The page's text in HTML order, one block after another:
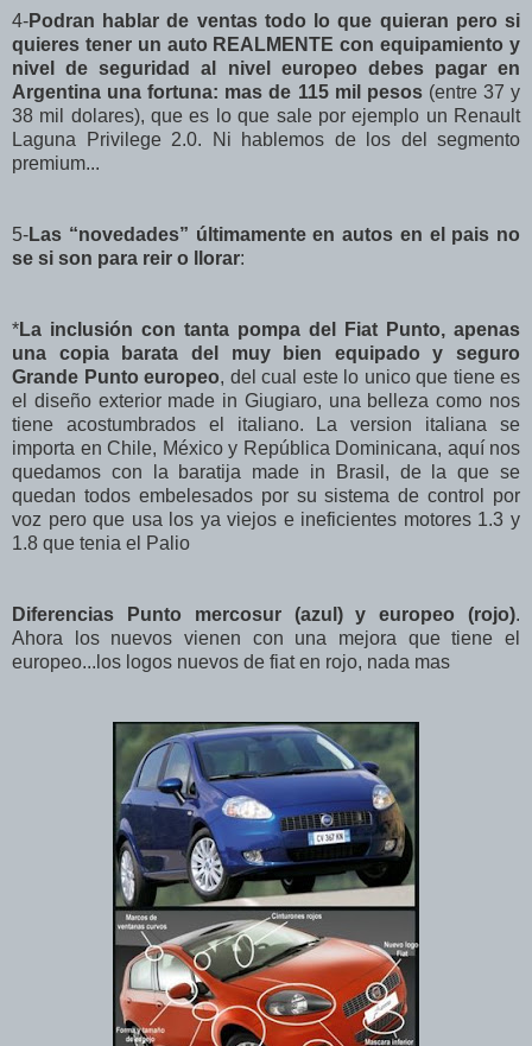
4-Podran hablar de ventas todo lo que quieran pero si
quieres tener un auto REALMENTE con equipamiento y
nivel de seguridad al nivel europeo debes pagar en
Argentina una fortuna: mas de 115 mil pesos(entre 37 y
38 mil dolares), que es lo que sale por ejemplo un Renault
Laguna Privilege 2.0. Ni hablemos de los del segmento
premium...
5-Las “novedades” últimamente en autos en el pais no
se si son para reir o llorar:
*La inclusión con tanta pompa del Fiat Punto, apenas
una copia barata del muy bien equipado y seguro
Grande Punto europeo, del cual este lo unico que tiene es
el diseño exterior made in Giugiaro, una belleza como nos
tiene acostumbrados el italiano. La version italiana se
importa en Chile, México y República Dominicana, aquí nos
quedamos con la baratija made in Brasil, de la que se
quedan todos embelesados por su sistema de control por
voz pero que usa los ya viejos e ineficientes motores 1.3 y
1.8 que tenia el Palio
Diferencias Punto mercosur (azul) y europeo (rojo).
Ahora los nuevos vienen con una mejora que tiene el
europeo...los logos nuevos de fiat en rojo, nada mas